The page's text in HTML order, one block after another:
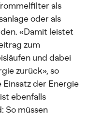
als
oder als
«Damit leistet
zum
und dabei
zurück», so
der Energie
ebenfalls
So müssen